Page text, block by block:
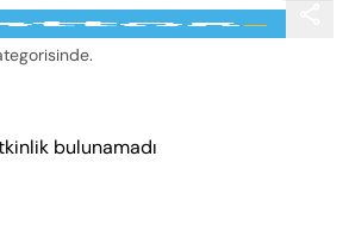
.
bulunamadı